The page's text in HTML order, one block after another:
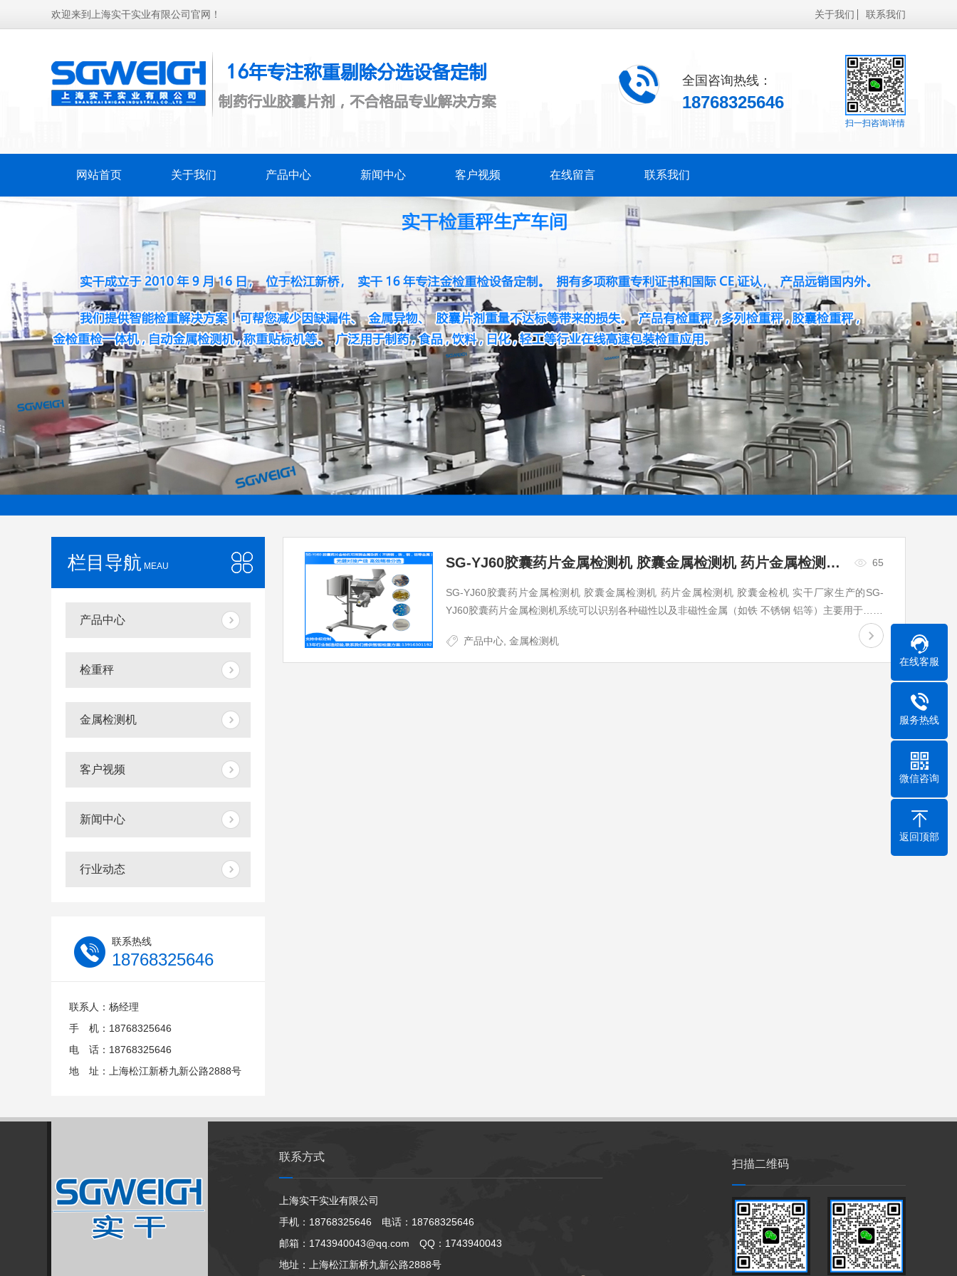
欢迎来到上海实干实业有限公司官网！ 关于我们 联系我们
扫一扫咨询详情
全国咨询热线：
18768325646
网站首页 关于我们 产品中心 新闻中心 客户视频 在线留言 联系我们
当前位置：首页> 药片金属检测机
栏目导航 MEAU
产品中心
检重秤
金属检测机
客户视频
新闻中心
行业动态
联系热线
18768325646
联系人：杨经理
手 机：18768325646
电 话：18768325646
地 址：上海松江新桥九新公路2888号
SG-YJ60胶囊药片金属检测机 胶囊金属检测机 药片金属检测机 胶囊金检机 65
SG-YJ60胶囊药片金属检测机 胶囊金属检测机 药片金属检测机 胶囊金检机 实干厂家生产的SG-
YJ60胶囊药片金属检测机系统可以识别各种磁性以及非磁性金属（如铁 不锈钢 铝等）主要用于……
产品中心 金属检测机
联系方式
上海实干实业有限公司
手机：18768325646 电话：18768325646
邮箱：1743940043@qq.com QQ：1743940043
地址：上海松江新桥九新公路2888号
扫描二维码
在线客服
服务热线
微信咨询
返回顶部